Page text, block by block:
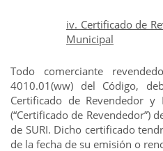
iv. Certificado de
Municipal
Todo comerciante
4010.01(ww) del Código,
Certificado de Revendedor
(“Certificado de Revendedor”)
de SURI. Dicho certificado
de la fecha de su emisión o